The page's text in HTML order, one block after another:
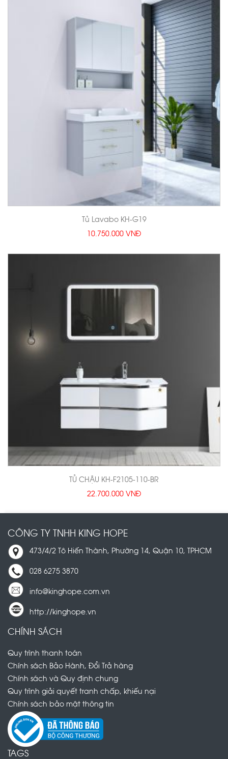
Tủ Lavabo KH-G19
10.750.000 VNĐ
TỦ CHẬU KH-F2105-110-BR
22.700.000 VNĐ
TỦ CHẬU KH-D6002-90-BR
CÔNG TY TNHH KING HOPE
473/4/2 Tô Hiến Thành, Phường 14, Quận 10, TPHCM
028 6275 3870
info@kinghope.com.vn
http://kinghope.vn
CHÍNH SÁCH
Quy trình thanh toán
Chính sách Bảo Hành, Đổi Trả hàng
Chính sách và Quy định chung
Quy trình giải quyết tranh chấp, khiếu nại
Chính sách bảo mật thông tin
TAGS